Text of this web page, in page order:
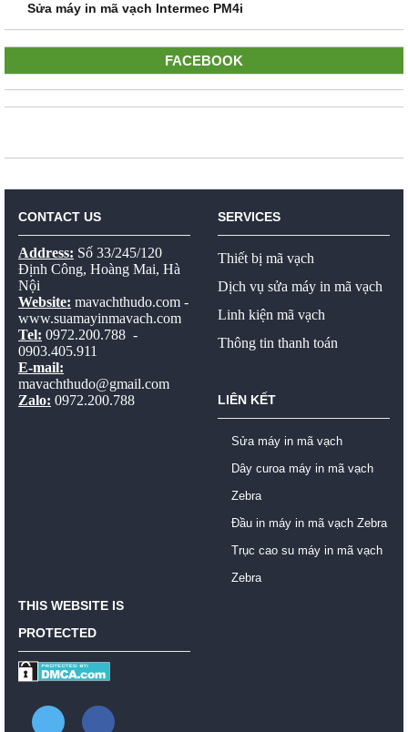
Sửa máy in mã vạch Intermec PM4i
FACEBOOK
CONTACT US
Address: Số 33/245/120
Định Công, Hoàng Mai, Hà
Nội
Website: mavachthudo.com -
www.suamayinmavach.com
Tel: 0972.200.788 -
0903.405.911
E-mail:
mavachthudo@gmail.com
Zalo: 0972.200.788
SERVICES
Thiết bị mã vạch
Dịch vụ sửa máy in mã vạch
Linh kiện mã vạch
Thông tin thanh toán
LIÊN KẾT
Sửa máy in mã vạch
Dây curoa máy in mã vạch
Zebra
Đầu in máy in mã vạch Zebra
Trục cao su máy in mã vạch
Zebra
THIS WEBSITE IS
PROTECTED